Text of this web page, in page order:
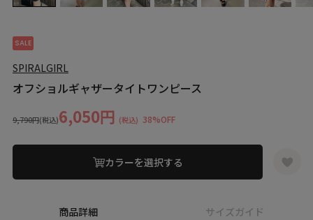
SALE
SPIRALGIRL
オフショルギャザータイトワンピース
9,790円(税込)6,050円 (税込) 38%OFF
カラーを選択する
商品詳細 サイズガイド